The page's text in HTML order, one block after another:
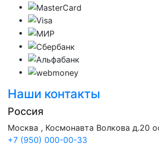
Наши контакты
Россия
Москва , Космонавта Волкова д.20
+7 (950) 000-00-33